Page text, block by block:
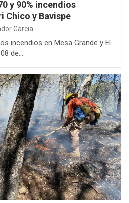
y 90% incendios
Chico y Bavispe
Garcia
incendios en Mesa Grande y El
de…